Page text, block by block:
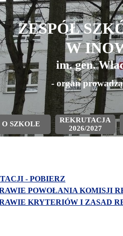
ZESPÓŁ
W
im. gen.
O SZKOLE
REKRUTACJA
2026/2027
- organ
- POBIERZ
POWOŁANIA KOMISJI
KRYTERIÓW I ZASAD